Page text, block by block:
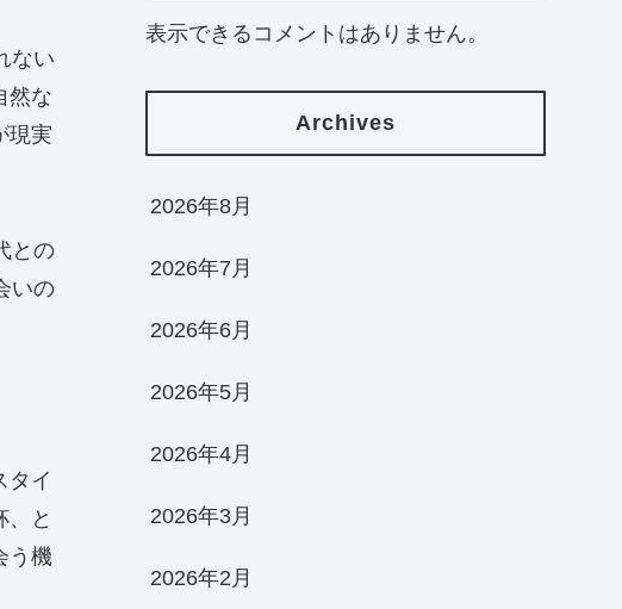
ない
然な
現実
との
いの
タイ
、と
う機
表示できるコメントはありません。
Archives
2026年8月
2026年7月
2026年6月
2026年5月
2026年4月
2026年3月
2026年2月